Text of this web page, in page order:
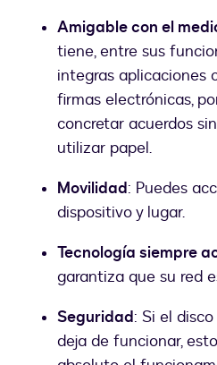
Amigable con el
tiene, entre sus
integras aplicaciones
firmas electrónicas,
concretar acuerdos
utilizar papel.
Movilidad: Puedes
dispositivo y lugar.
Tecnología siempre
garantiza que su red
Seguridad: Si el
deja de funcionar,